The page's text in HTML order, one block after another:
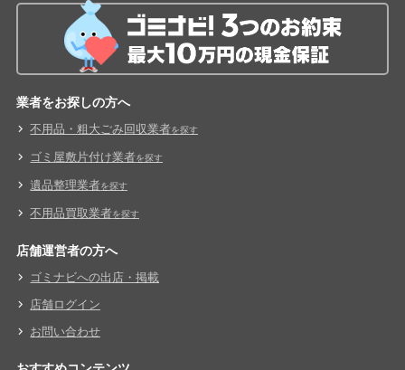
業者をお探しの方へ
不用品・粗大ごみ回収業者を探す
ゴミ屋敷片付け業者を探す
遺品整理業者を探す
不用品買取業者を探す
店舗運営者の方へ
ゴミナビへの出店・掲載
店舗ログイン
お問い合わせ